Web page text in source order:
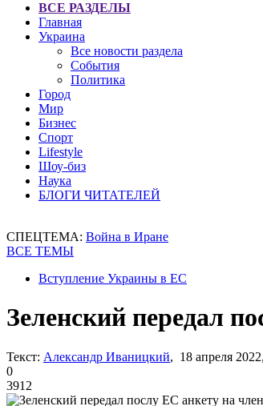
ВСЕ РАЗДЕЛЫ
Главная
Украина
Все новости раздела
События
Политика
Город
Мир
Бизнес
Спорт
Lifestyle
Шоу-биз
Наука
БЛОГИ ЧИТАТЕЛЕЙ
СПЕЦТЕМА: Война в Иране
ВСЕ ТЕМЫ
Вступление Украины в ЕС
Зеленский передал
Текст: Александр Иваницкий, 18 апреля
0
3912